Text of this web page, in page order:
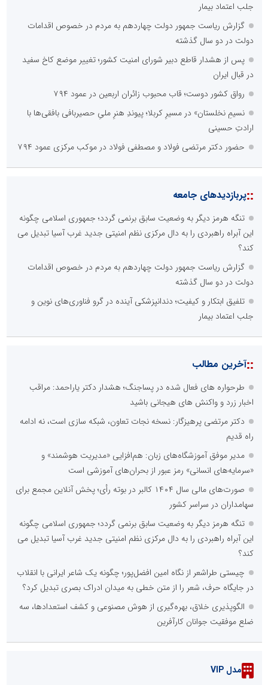
جلب اعتماد بیمار
گزارش ریاست جمهور دولت چهاردهم به مردم در خصوص اقدامات
دولت در دو سال گذشته
پس از هشدار قاطع دبیر شورای امنیت کشور؛ تغییر موضع کاخ سفید
در قبال ایران
رواق کشور دوست؛ قاب محبوب زائران اربعین در عمود ۷۹۴
نسیمِ نخلستان» در مسیرِ کربلا؛ پیوندِ هنرِ ملیِ حصیربافی بافقی‌ها با
ارادتِ حسینی
حضور دکتر مرتضی فولاد و مصطفی فولاد در موکب مرکزی عمود ۷۹۴
::پربازدیدهای جامعه
تنگه هرمز دیگر به وضعیت سابق برنمی گردد؛ جمهوری اسلامی چگونه
این آبراه راهبردی را به دال مرکزی نظم امنیتی جدید غرب آسیا تبدیل می
کند؟
گزارش ریاست جمهور دولت چهاردهم به مردم در خصوص اقدامات
دولت در دو سال گذشته
تلفیق ابتکار و کیفیت؛ دندانپزشکی آینده در گرو فناوری‌های نوین و
جلب اعتماد بیمار
::آخرین مطالب
طرحواره های فعال شده در پساجنگ؛ هشدار دکتر یاراحمد: مراقب
اخبار زرد و واکنش های هیجانی باشید
دکتر مرتضی پرهیزگار: نسخه نجات تعاون، شبکه سازی است، نه ادامه
راه قدیم
مدیر موفق آموزشگاه‌های زبان: هم‌افزایی «مدیریت هوشمند» و
«سرمایه‌های انسانی» رمز عبور از بحران‌های آموزشی است
صورت‌های مالی سال ۱۴۰۴ کالبر در بوته رأی؛ پخش آنلاین مجمع برای
سهامداران در سراسر کشور
تنگه هرمز دیگر به وضعیت سابق برنمی گردد؛ جمهوری اسلامی چگونه
این آبراه راهبردی را به دال مرکزی نظم امنیتی جدید غرب آسیا تبدیل می
کند؟
چیستی طراشعر از نگاه امین افضل‌پور؛ چگونه یک شاعر ایرانی با انقلاب
در جایگاه حرف، شعر را از متن خطی به میدان ادراک بصری تبدیل کرد؟
الگوپذیری خلاق، بهره‌گیری از هوش مصنوعی و کشف استعدادها، سه
ضلع موفقیت جوانان کارآفرین
مدل VIP